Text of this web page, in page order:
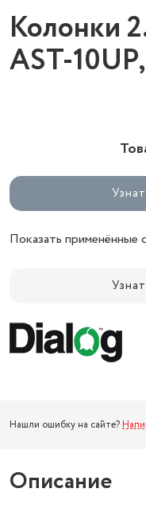
Колонки
AST-
Показать применённые
Нашли ошибку на сайте?
Описание